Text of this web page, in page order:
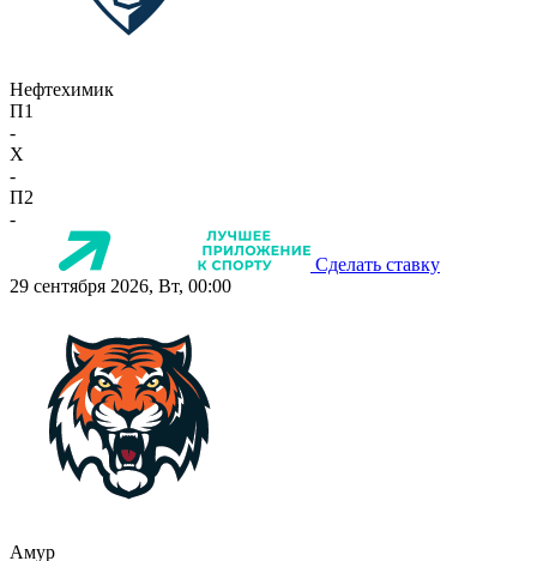
Нефтехимик
П1
-
X
-
П2
-
Сделать ставку
29 сентября 2026, Вт, 00:00
Амур